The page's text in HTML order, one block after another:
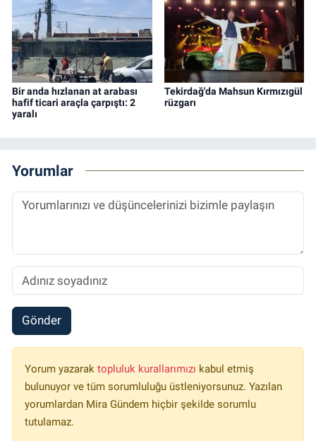
Bir anda hızlanan at arabası
hafif ticari araçla çarpıştı: 2
yaralı
Tekirdağ'da Mahsun Kırmızıgül
rüzgarı
Yorumlar
Gönder
Yorum yazarak topluluk kurallarımızı kabul etmiş
bulunuyor ve tüm sorumluluğu üstleniyorsunuz. Yazılan
yorumlardan Mira Gündem hiçbir şekilde sorumlu
tutulamaz.